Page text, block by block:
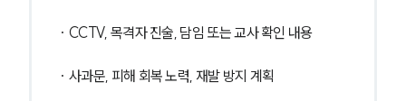
· CCTV, 목격자 진술, 담임 또는 교사 확인 내용
· 사과문, 피해 회복 노력, 재발 방지 계획